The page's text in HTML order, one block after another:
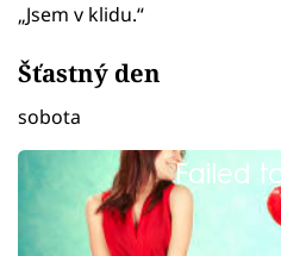
„Jsem v klidu.“
Šťastný den
sobota
Failed